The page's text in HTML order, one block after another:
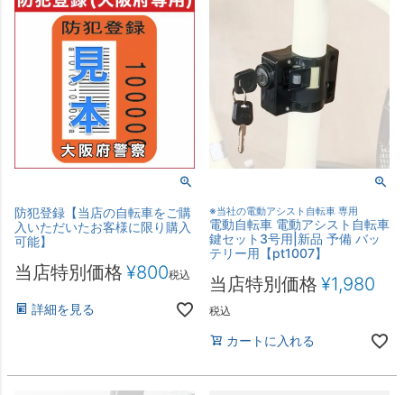
防犯登録【当店の自転車をご購
入いただいたお客様に限り購入
可能】
当店特別価格 ¥800税込
詳細を見る
※当社の電動アシスト自転車 専用
電動自転車 電動アシスト自転車
鍵セット3号用|新品 予備 バッ
テリー用【pt1007】
当店特別価格 ¥1,980
税込
カートに入れる